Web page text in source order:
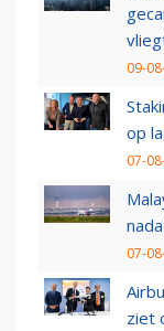
09-
op
07-
07-
ziet